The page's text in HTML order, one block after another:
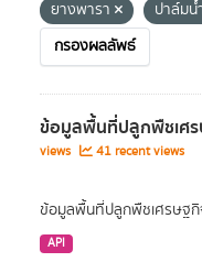
ยางพารา
ปาล์มน้
กรองผลลัพธ์
ข้อมูลพื้นที่ปลูกพืชเศ
views
41 recent views
ข้อมูลพื้นที่ปลูกพืชเศรษฐ
API